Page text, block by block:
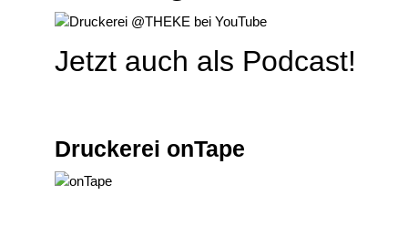
Jetzt auch als Podcast!
Druckerei onTape